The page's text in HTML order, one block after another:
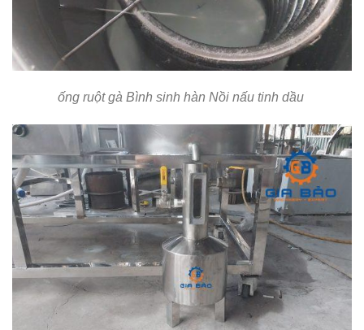
ống ruột gà Bình sinh hàn Nồi nấu tinh dầu